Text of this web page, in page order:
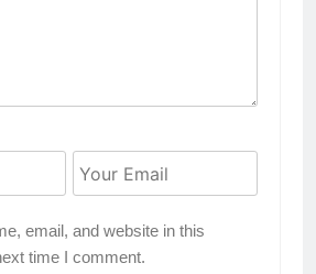
email, and website in this
time I comment.